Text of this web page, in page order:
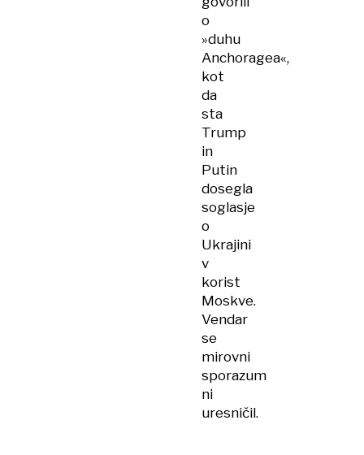
o
»duhu
Anchoragea«,
kot
da
sta
Trump
in
Putin
dosegla
soglasje
o
Ukrajini
v
korist
Moskve.
Vendar
se
mirovni
sporazum
ni
uresničil.